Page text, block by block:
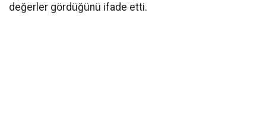
değerler gördüğünü ifade etti.